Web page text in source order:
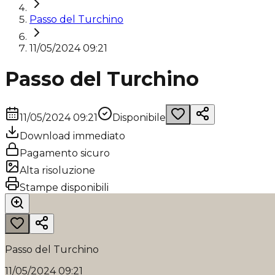
Passo del Turchino
11/05/2024 09:21
Passo del Turchino
11/05/2024 09:21
Disponibile
Download immediato
Pagamento sicuro
Alta risoluzione
Stampe disponibili
Passo del Turchino
11/05/2024 09:21